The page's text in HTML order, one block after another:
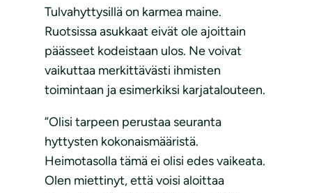
Tulvahyttysillä on karmea maine.
Ruotsissa asukkaat eivät ole ajoittain
päässeet kodeistaan ulos. Ne voivat
vaikuttaa merkittävästi ihmisten
toimintaan ja esimerkiksi karjatalouteen.
”Olisi tarpeen perustaa seuranta
hyttysten kokonaismääristä.
Heimotasolla tämä ei olisi edes vaikeata.
Olen miettinyt, että voisi aloittaa